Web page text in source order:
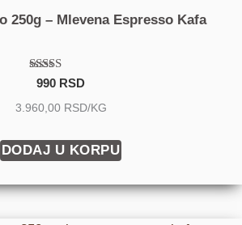
250g – Mlevena Espresso Kafa
Ocenjeno
sa
4.67
od 5
990 RSD
3.960,00 RSD/KG
DODAJ U KORPU